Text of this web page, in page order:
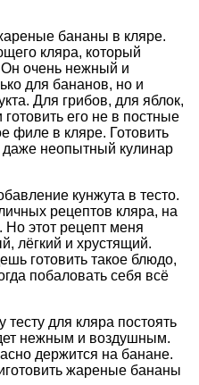
бананы в кляре.
кляра, который
Он очень нежный и
для бананов, но и
Для грибов, для яблок,
его не в постные
филе в кляре. Готовить
даже неопытный кулинар
кунжута в тесто.
рецептов кляра, на
Но этот рецепт меня
лёгкий и хрустящий.
готовить такое блюдо,
побаловать себя всё
для кляра постоять
нежным и воздушным.
держится на банане.
жареные бананы